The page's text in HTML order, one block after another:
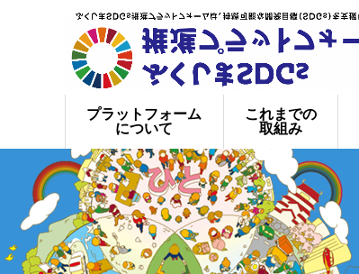
プラットフォーム
について
これまでの
取組み